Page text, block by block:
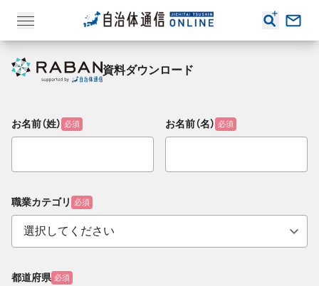
資料ダウンロード
お名前（姓） 必須 お名前（名） 必須
職業カテゴリ 必須
都道府県 必須